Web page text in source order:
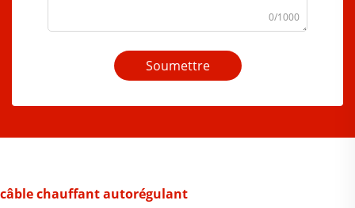
0/1000
Soumettre
câble chauffant autorégulant